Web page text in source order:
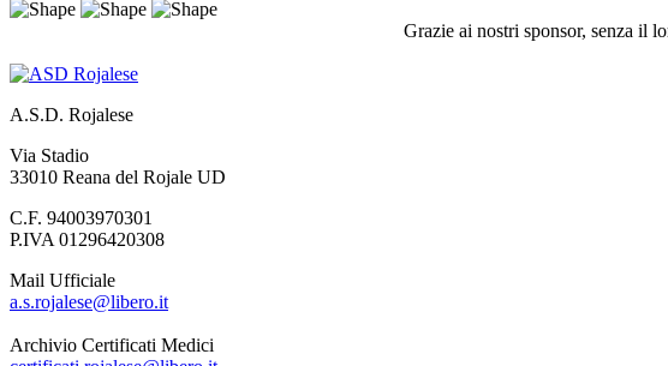
Grazie ai nostri sponsor, senza il
A.S.D. Rojalese
Via Stadio
33010 Reana del Rojale UD
C.F. 94003970301
P.IVA 01296420308
Mail Ufficiale
a.s.rojalese@libero.it
Archivio Certificati Medici